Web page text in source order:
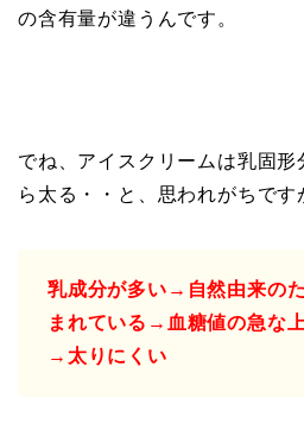
の含有量が違うんです。
でね、アイスクリームは乳固
ら太る・・と、思われがちです
乳成分が多い→自然由来の
まれている→血糖値の急な
→太りにくい